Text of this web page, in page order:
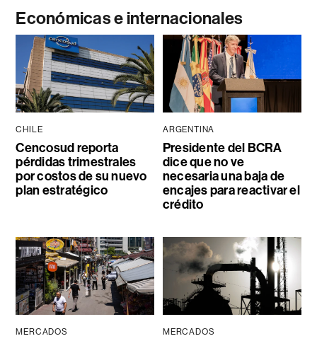
Económicas e internacionales
CHILE
Cencosud reporta
pérdidas trimestrales
por costos de su nuevo
plan estratégico
ARGENTINA
Presidente del BCRA
dice que no ve
necesaria una baja de
encajes para reactivar el
crédito
MERCADOS MERCADOS